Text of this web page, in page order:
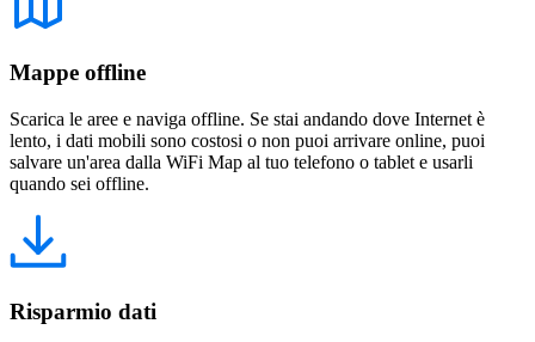
Mappe offline
Scarica le aree e naviga offline. Se stai andando dove Internet è
lento, i dati mobili sono costosi o non puoi arrivare online, puoi
salvare un'area dalla WiFi Map al tuo telefono o tablet e usarli
quando sei offline.
Risparmio dati